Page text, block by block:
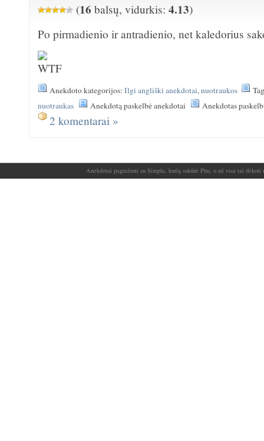
(16 balsų, vidurkis:4.13)
Po pirmadienio ir antradienio, net kaledorius
Anekdoto kategorijos:Ilgi angliški anekdotai,nuotraukos
nuotraukas
Anekdotą paskelbė anekdotai Anekdotas
2 komentarai »
Anekdotai pagražinti su Simpla, kurią sukūrė Phu, o už visa tai